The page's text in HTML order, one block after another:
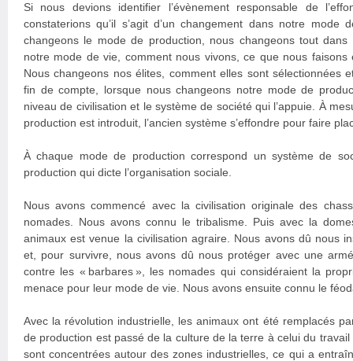
Si nous devions identifier l’évènement responsable de
constaterions qu’il s’agit d’un changement dans notre mode
changeons le mode de production, nous changeons tout
notre mode de vie, comment nous vivons, ce que nous
Nous changeons nos élites, comment elles sont sélectionnées
fin de compte, lorsque nous changeons notre mode de
niveau de civilisation et le système de société qui l’appuie. À
production est introduit, l’ancien système s’effondre pour faire
À chaque mode de production correspond un système de
production qui dicte l’organisation sociale.
Nous avons commencé avec la civilisation originale des
nomades. Nous avons connu le tribalisme. Puis avec la
animaux est venue la civilisation agraire. Nous avons dû nous
et, pour survivre, nous avons dû nous protéger avec une
contre les « barbares », les nomades qui considéraient la
menace pour leur mode de vie. Nous avons ensuite connu le
Avec la révolution industrielle, les animaux ont été remplacés
de production est passé de la culture de la terre à celui du
sont concentrées autour des zones industrielles, ce qui a